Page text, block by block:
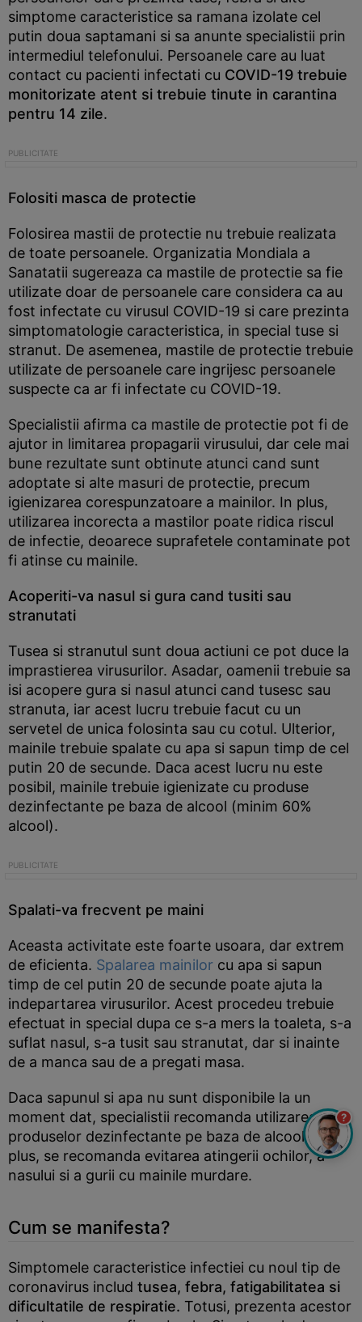
simptome caracteristice sa ramana izolate cel
putin doua saptamani si sa anunte specialistii prin
intermediul telefonului. Persoanele care au luat
contact cu pacienti infectati cu COVID-19 trebuie
monitorizate atent si trebuie tinute in carantina
pentru 14 zile.
Folositi masca de protectie
Folosirea mastii de protectie nu trebuie realizata
de toate persoanele. Organizatia Mondiala a
Sanatatii sugereaza ca mastile de protectie sa fie
utilizate doar de persoanele care considera ca au
fost infectate cu virusul COVID-19 si care prezinta
simptomatologie caracteristica, in special tuse si
stranut. De asemenea, mastile de protectie trebuie
utilizate de persoanele care ingrijesc persoanele
suspecte ca ar fi infectate cu COVID-19.
Specialistii afirma ca mastile de protectie pot fi de
ajutor in limitarea propagarii virusului, dar cele mai
bune rezultate sunt obtinute atunci cand sunt
adoptate si alte masuri de protectie, precum
igienizarea corespunzatoare a mainilor. In plus,
utilizarea incorecta a mastilor poate ridica riscul
de infectie, deoarece suprafetele contaminate pot
fi atinse cu mainile.
Acoperiti-va nasul si gura cand tusiti sau
stranutati
Tusea si stranutul sunt doua actiuni ce pot duce la
imprastierea virusurilor. Asadar, oamenii trebuie sa
isi acopere gura si nasul atunci cand tusesc sau
stranuta, iar acest lucru trebuie facut cu un
servetel de unica folosinta sau cu cotul. Ulterior,
mainile trebuie spalate cu apa si sapun timp de cel
putin 20 de secunde. Daca acest lucru nu este
posibil, mainile trebuie igienizate cu produse
dezinfectante pe baza de alcool (minim 60%
alcool).
Spalati-va frecvent pe maini
Aceasta activitate este foarte usoara, dar extrem
de eficienta. Spalarea mainilor cu apa si sapun
timp de cel putin 20 de secunde poate ajuta la
indepartarea virusurilor. Acest procedeu trebuie
efectuat in special dupa ce s-a mers la toaleta, s-a
suflat nasul, s-a tusit sau stranutat, dar si inainte
de a manca sau de a pregati masa.
Daca sapunul si apa nu sunt disponibile la un
moment dat, specialistii recomanda utilizarea
produselor dezinfectante pe baza de alcool. In
plus, se recomanda evitarea atingerii ochilor, a
nasului si a gurii cu mainile murdare.
Cum se manifesta?
Simptomele caracteristice infectiei cu noul tip de
coronavirus includ tusea, febra, fatigabilitatea si
dificultatile de respiratie. Totusi, prezenta acestor
?